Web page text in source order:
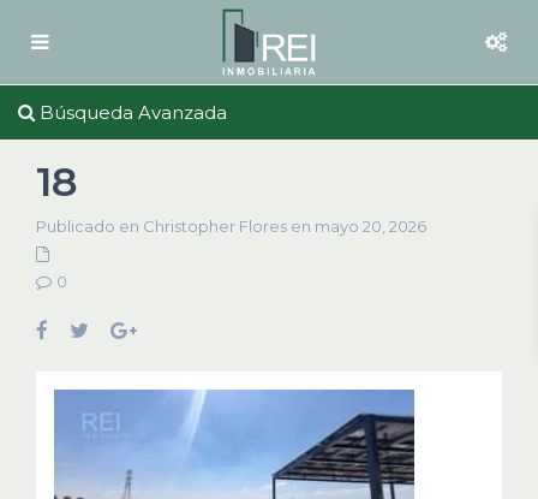
Búsqueda Avanzada
18
Publicado en Christopher Flores en mayo 20, 2026
0